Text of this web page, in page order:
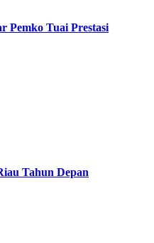
Pemko Tuai Prestasi
Tahun Depan